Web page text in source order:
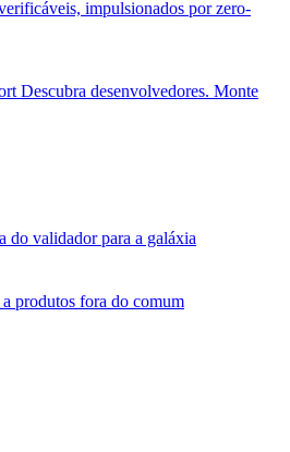
impulsionados por zero-
Descubra desenvolvedores. Monte
do validador para a galáxia
produtos fora do comum